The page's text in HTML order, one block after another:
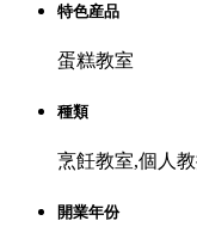
特色産品
蛋糕教室
種類
烹飪教室,個人
開業年份